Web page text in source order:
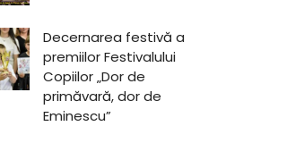
Decernarea festivă a
premiilor Festivalului
Copiilor „Dor de
primăvară, dor de
Eminescu”